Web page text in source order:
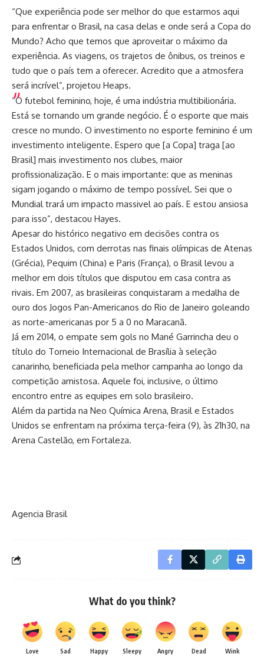
“Que experiência pode ser melhor do que estarmos aqui
para enfrentar o Brasil, na casa delas e onde será a Copa do
Mundo? Acho que temos que aproveitar o máximo da
experiência. As viagens, os trajetos de ônibus, os treinos e
tudo que o país tem a oferecer. Acredito que a atmosfera
será incrível”, projetou Heaps.
“O futebol feminino, hoje, é uma indústria multibilionária.
Está se tornando um grande negócio. É o esporte que mais
cresce no mundo. O investimento no esporte feminino é um
investimento inteligente. Espero que [a Copa] traga [ao
Brasil] mais investimento nos clubes, maior
profissionalização. E o mais importante: que as meninas
sigam jogando o máximo de tempo possível. Sei que o
Mundial trará um impacto massivel ao país. E estou ansiosa
para isso”, destacou Hayes.
Apesar do histórico negativo em decisões contra os
Estados Unidos, com derrotas nas finais olímpicas de Atenas
(Grécia), Pequim (China) e Paris (França), o Brasil levou a
melhor em dois títulos que disputou em casa contra as
rivais. Em 2007, as brasileiras conquistaram a medalha de
ouro dos Jogos Pan-Americanos do Rio de Janeiro goleando
as norte-americanas por 5 a 0 no Maracanã.
Já em 2014, o empate sem gols no Mané Garrincha deu o
título do Torneio Internacional de Brasília à seleção
canarinho, beneficiada pela melhor campanha ao longo da
competição amistosa. Aquele foi, inclusive, o último
encontro entre as equipes em solo brasileiro.
Além da partida na Neo Química Arena, Brasil e Estados
Unidos se enfrentam na próxima terça-feira (9), às 21h30, na
Arena Castelão, em Fortaleza.
Agencia Brasil
What do you think?
Love Sad Happy Sleepy Angry Dead Wink